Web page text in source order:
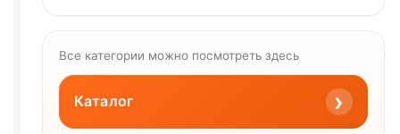
Все категории можно посмотреть здесь
Каталог ›